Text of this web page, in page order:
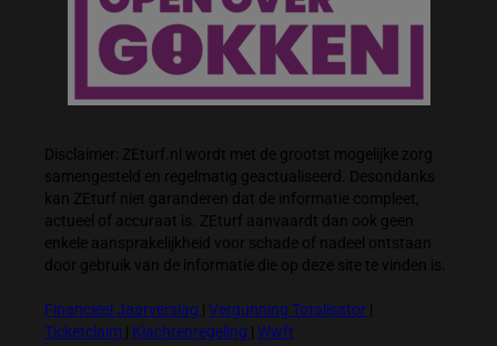
Disclaimer: ZEturf.nl wordt met de grootst mogelijke zorg
samengesteld en regelmatig geactualiseerd. Desondanks
kan ZEturf niet garanderen dat de informatie compleet,
actueel of accuraat is. ZEturf aanvaardt dan ook geen
enkele aansprakelijkheid voor schade of nadeel ontstaan
door gebruik van de informatie die op deze site te vinden is.
Financieel Jaarverslag Vergunning Totalisator
Ticketclaim
Klachtenregeling Wwft